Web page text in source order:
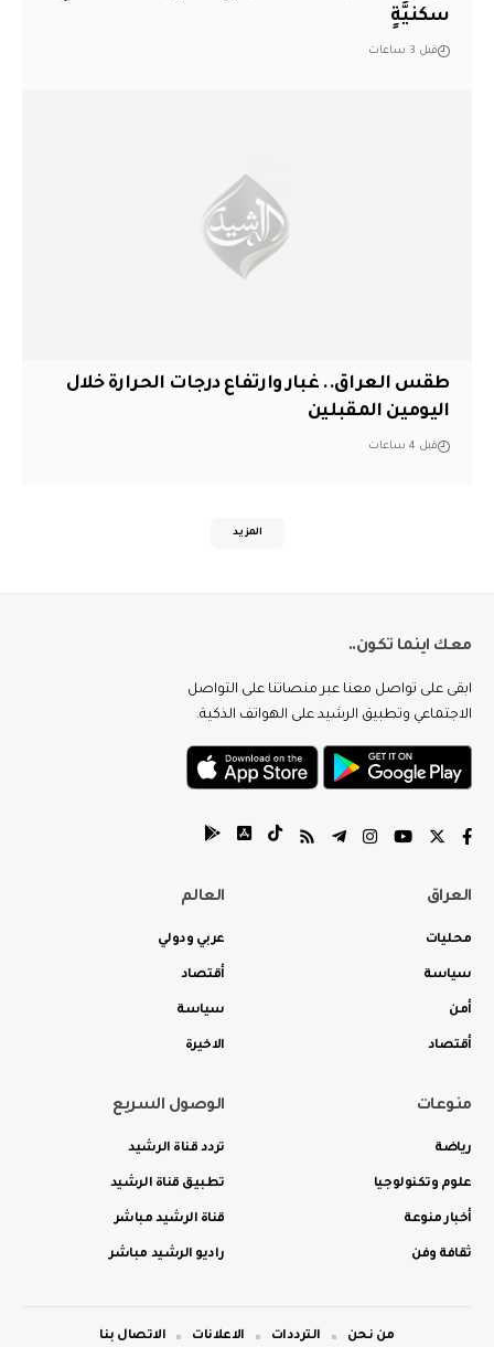
سكنيَّةٍ
قبل 3 ساعات
طقس العراق.. غبار وارتفاع درجات الحرارة خلال
اليومين المقبلين
قبل 4 ساعات
المزيد
معك اينما تكون..
ابقى على تواصل معنا عبر منصاتنا على التواصل
الاجتماعي وتطبيق الرشيد على الهواتف الذكية.
العراق
محليات
سياسة
أمن
أقتصاد
العالم
عربي ودولي
أقتصاد
سياسة
الاخيرة
منوعات
رياضة
علوم وتكنولوجيا
أخبار منوعة
ثقافة وفن
الوصول السريع
تردد قناة الرشيد
تطبيق قناة الرشيد
قناة الرشيد مباشر
راديو الرشيد مباشر
من نحن الترددات الاعلانات الاتصال بنا